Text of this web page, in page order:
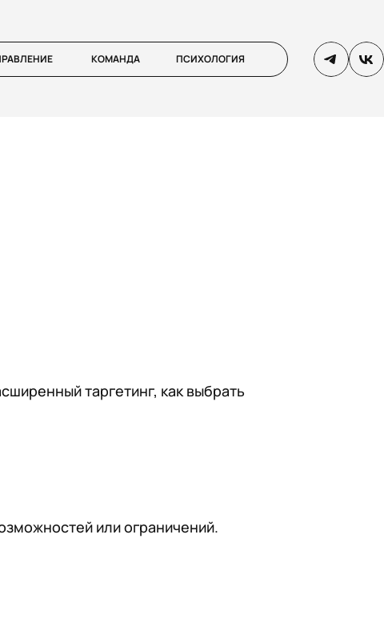
КОМАНДА ПСИХОЛОГИЯ
таргетинг, как выбрать
или ограничений.